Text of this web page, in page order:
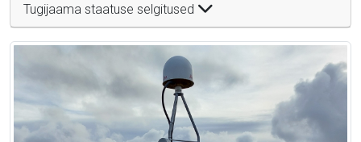
Tugijaama staatuse selgitused